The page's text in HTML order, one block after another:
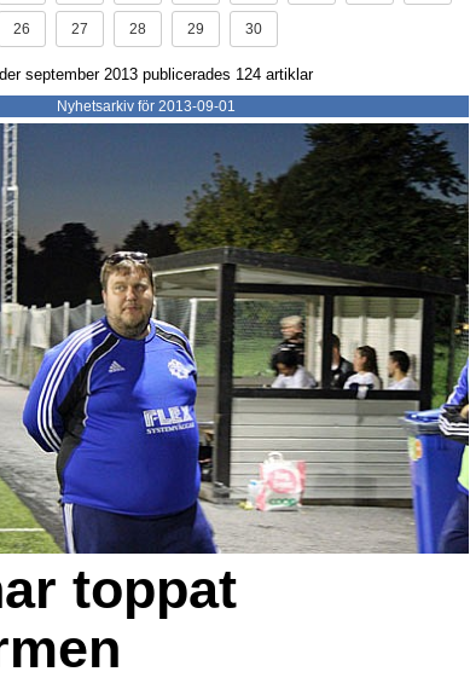
26 27 28 29 30
september 2013 publicerades 124 artiklar
Nyhetsarkiv för 2013-09-01
toppat